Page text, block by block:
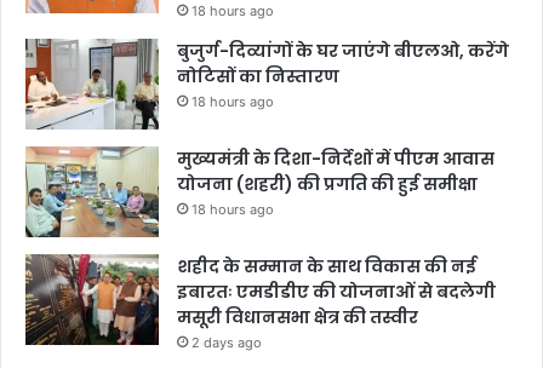
18 hours ago
बुजुर्ग-दिव्यांगों के घर जाएंगे बीएलओ, करेंगे
नोटिसों का निस्तारण
18 hours ago
मुख्यमंत्री के दिशा-निर्देशों में पीएम आवास
योजना (शहरी) की प्रगति की हुई समीक्षा
18 hours ago
शहीद के सम्मान के साथ विकास की नई
इबारतः एमडीडीए की योजनाओं से बदलेगी
मसूरी विधानसभा क्षेत्र की तस्वीर
2 days ago